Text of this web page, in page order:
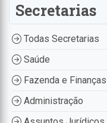
Secretarias
Todas Secretarias
Saúde
Fazenda e Finanças
Administração